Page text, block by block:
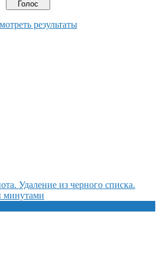
результаты
Удаление из черного списка.
минутами